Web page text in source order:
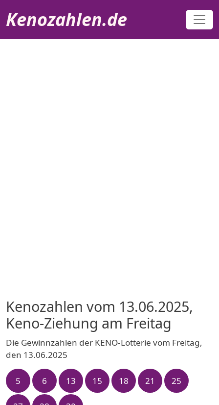
Kenozahlen.de
Kenozahlen vom 13.06.2025,
Keno-Ziehung am Freitag
Die Gewinnzahlen der KENO-Lotterie vom Freitag,
den 13.06.2025
5 6 13 15 18 21 25